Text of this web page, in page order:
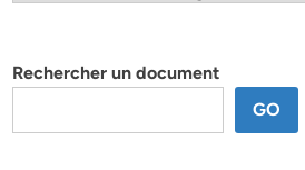
Rechercher un document
GO